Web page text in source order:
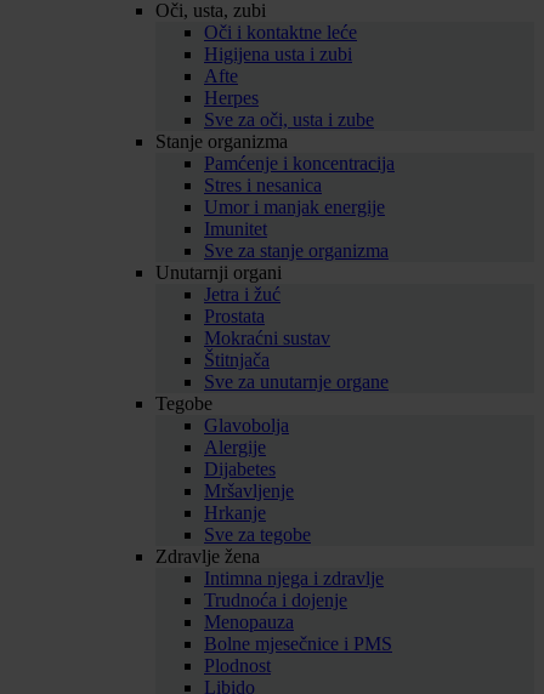
Oči, usta, zubi
Oči i kontaktne leće
Higijena usta i zubi
Afte
Herpes
Sve za oči, usta i zube
Stanje organizma
Pamćenje i koncentracija
Stres i nesanica
Umor i manjak energije
Imunitet
Sve za stanje organizma
Unutarnji organi
Jetra i žuć
Prostata
Mokraćni sustav
Štitnjača
Sve za unutarnje organe
Tegobe
Glavobolja
Alergije
Dijabetes
Mršavljenje
Hrkanje
Sve za tegobe
Zdravlje žena
Intimna njega i zdravlje
Trudnoća i dojenje
Menopauza
Bolne mjesečnice i PMS
Plodnost
Libido